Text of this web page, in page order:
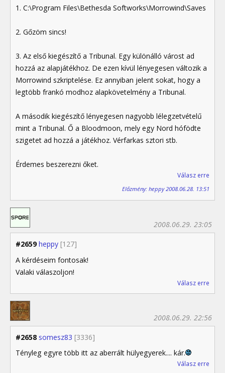
1. C:\Program Files\Bethesda Softworks\Morrowind\Saves
2. Gőzöm sincs!
3. Az első kiegészítő a Tribunal. Egy különálló várost ad
hozzá az alapjátékhoz. De ezen kívül lényegesen változik a
Morrowind szkriptelése. Ez annyiban jelent sokat, hogy a
legtöbb frankó modhoz alapkövetelmény a Tribunal.
A második kiegészítő lényegesen nagyobb lélegzetvételű
mint a Tribunal. Ő a Bloodmoon, mely egy Nord hófödte
szigetet ad hozzá a játékhoz. Vérfarkas sztori stb.
Érdemes beszerezni őket.
Válasz erre
Előzmény: heppy 2008.06.28. 13:51
#2659 heppy [127]
2008.06.29. 23:05
A kérdéseim fontosak!
Valaki válaszoljon!
Válasz erre
#2658 somesz83 [3336]
2008.06.29. 22:56
Tényleg egyre több itt az aberrált hülyegyerek.... kár.
Válasz erre